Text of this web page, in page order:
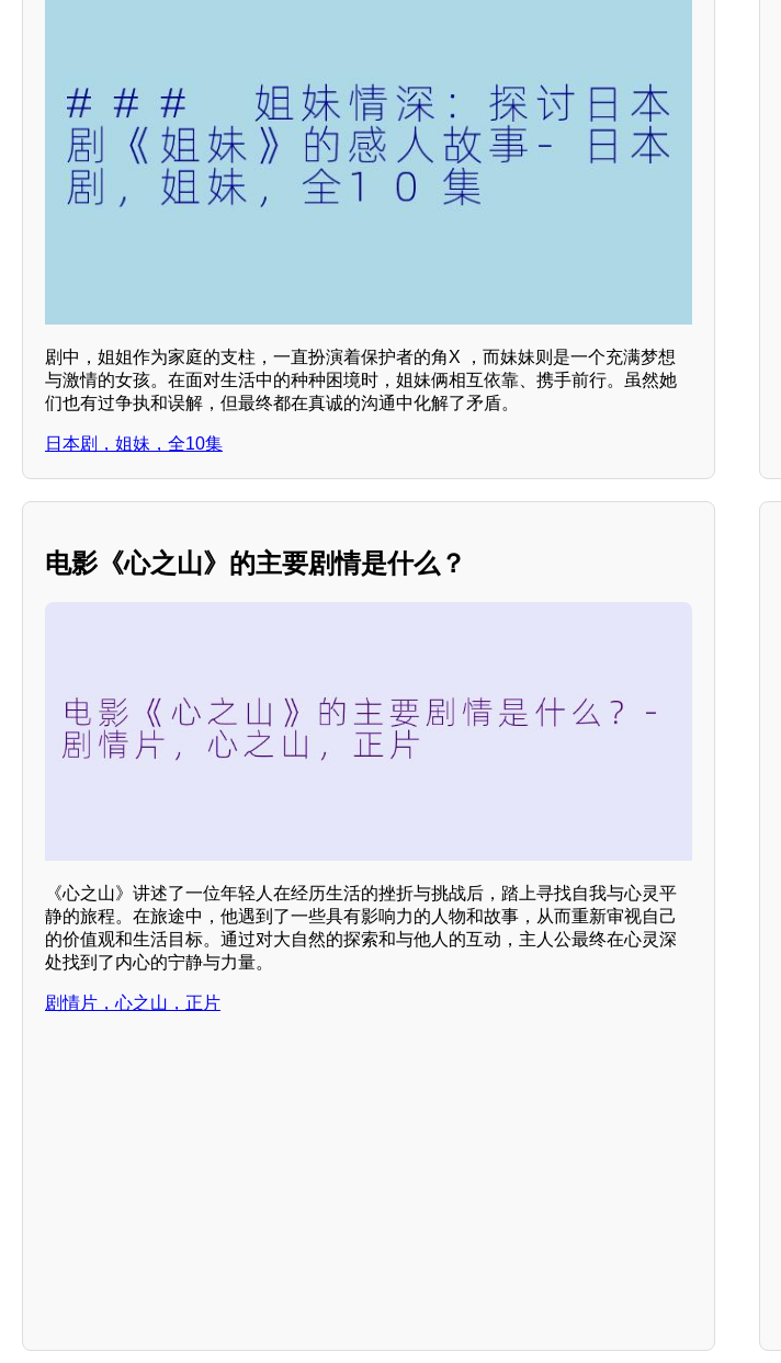
剧中，姐姐作为家庭的支柱，一直扮演着保护者的角X ，而妹妹则是一个充满梦想
与激情的女孩。在面对生活中的种种困境时，姐妹俩相互依靠、携手前行。虽然她
们也有过争执和误解，但最终都在真诚的沟通中化解了矛盾。
日本剧，姐妹，全10集
电影《心之山》的主要剧情是什么？
《心之山》讲述了一位年轻人在经历生活的挫折与挑战后，踏上寻找自我与心灵平
静的旅程。在旅途中，他遇到了一些具有影响力的人物和故事，从而重新审视自己
的价值观和生活目标。通过对大自然的探索和与他人的互动，主人公最终在心灵深
处找到了内心的宁静与力量。
剧情片，心之山，正片